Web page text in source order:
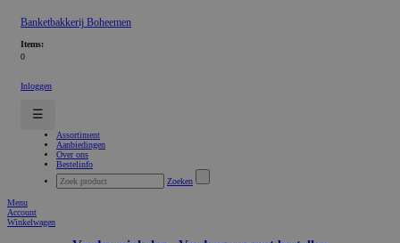
Banketbakkerij Boheemen
Items:
0
Inloggen
☰
Assortiment
Aanbiedingen
Over ons
Bestelinfo
Zoeken
Menu
Account
Winkelwagen